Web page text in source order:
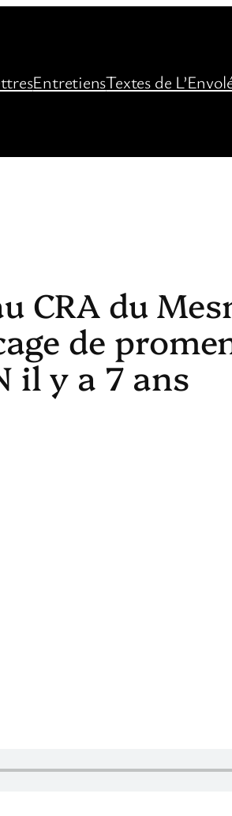
EntretiensTextes de
CRA du
de
il y a 7 ans